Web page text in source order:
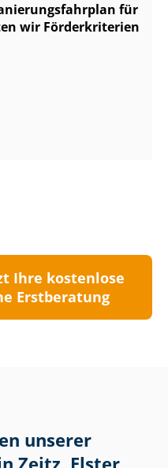
für
wir Förderkriterien
Ihre kostenlose
Erstberatung
unserer